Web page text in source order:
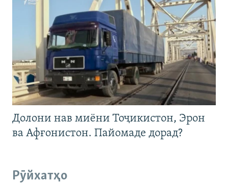
Долони нав миёни Тоҷикистон, Эрон
ва Афғонистон. Пайомаде дорад?
Рӯйхатҳо